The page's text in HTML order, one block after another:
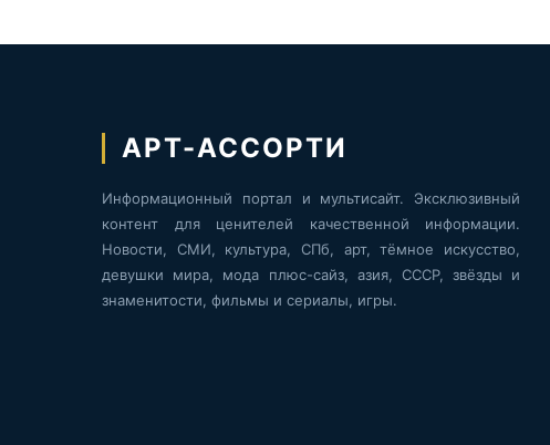
АРТ-АССОРТИ
Информационный портал и мультисайт. Эксклюзивный
контент для ценителей качественной информации.
Новости, СМИ, культура, СПб, арт, тёмное искусство,
девушки мира, мода плюс-сайз, азия, СССР, звёзды и
знаменитости, фильмы и сериалы, игры.